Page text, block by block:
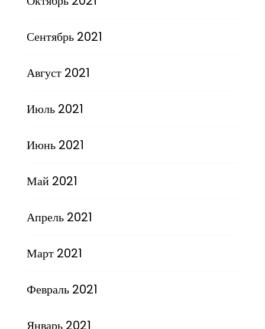
Сентябрь 2021
Август 2021
Июль 2021
Июнь 2021
Май 2021
Апрель 2021
Март 2021
Февраль 2021
Январь 2021